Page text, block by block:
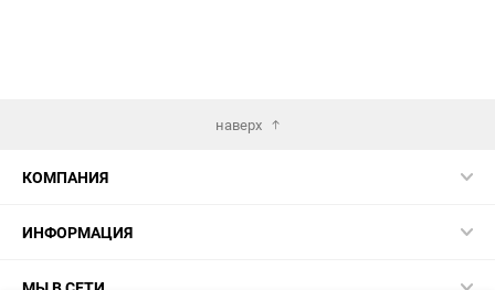
наверх
КОМПАНИЯ
ИНФОРМАЦИЯ